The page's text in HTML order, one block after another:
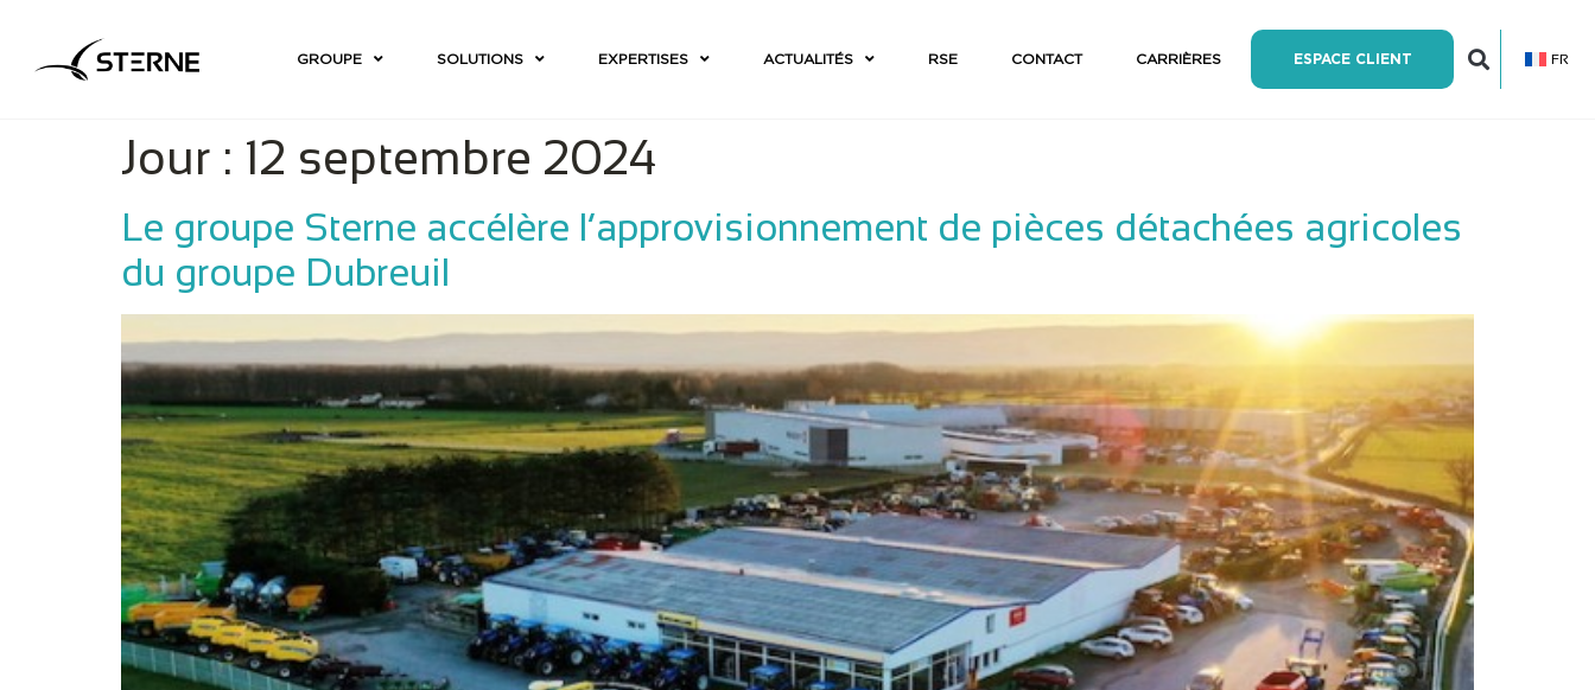
GROUPE SOLUTIONS EXPERTISES ACTUALITÉS RSE CONTACT CARRIÈRES ESPACE CLIENT FR
Jour : 12 septembre 2024
Le groupe Sterne accélère l’approvisionnement de pièces détachées agricoles
du groupe Dubreuil